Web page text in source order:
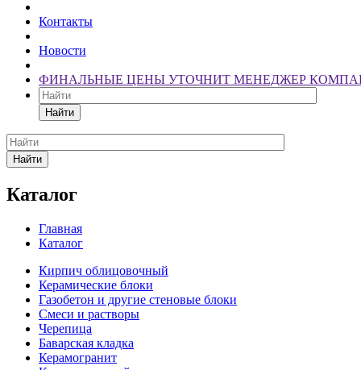
Контакты
Новости
ФИНАЛЬНЫЕ ЦЕНЫ УТОЧНИТ МЕНЕДЖЕР
Найти
Найти
Каталог
Главная
Каталог
Кирпич облицовочный
Керамические блоки
Газобетон и другие стеновые блоки
Смеси и растворы
Черепица
Баварская кладка
Керамогранит